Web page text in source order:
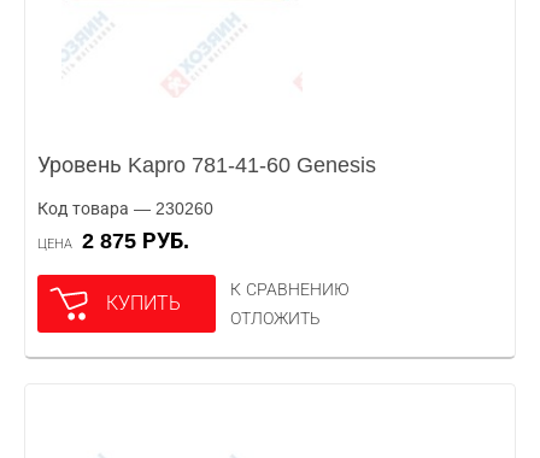
Уровень Kapro 781-41-60 Genesis
Код товара — 230260
ЦЕНА 2 875 РУБ.
КУПИТЬ
К СРАВНЕНИЮ
ОТЛОЖИТЬ